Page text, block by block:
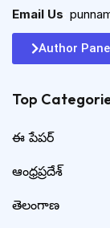
Email Us
Author
Top
ఈ పేపర్
ఆంధ్రప్రదేశ్
తెలంగాణ